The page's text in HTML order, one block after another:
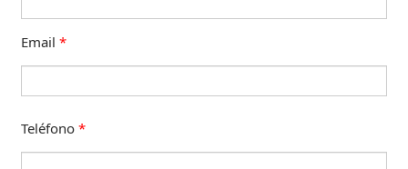
Email *
Teléfono *